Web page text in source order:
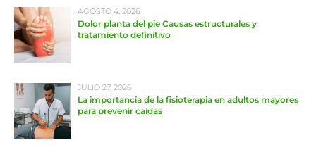
AGOSTO 4, 2026
Dolor planta del pie Causas estructurales y
tratamiento definitivo
JULIO 27, 2026
La importancia de la fisioterapia en adultos mayores
para prevenir caídas